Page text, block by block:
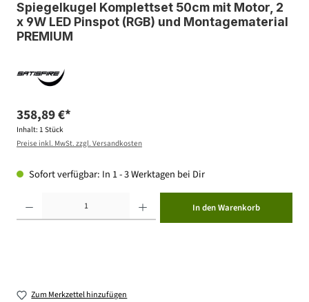
Spiegelkugel Komplettset 50cm mit Motor, 2
x 9W LED Pinspot (RGB) und Montagematerial
PREMIUM
358,89 €*
Inhalt: 1 Stück
Preise inkl. MwSt. zzgl. Versandkosten
Sofort verfügbar: In 1 - 3 Werktagen bei Dir
In den Warenkorb
Zum Merkzettel hinzufügen